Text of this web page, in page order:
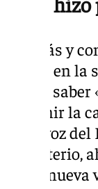
Además y
del PP en
quiere
prevenir la
portavoz
Ministerio,
como